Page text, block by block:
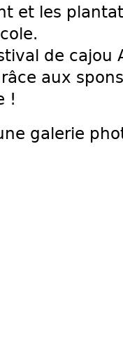
et les
de cajou
aux
!
galerie